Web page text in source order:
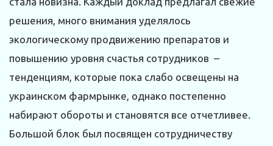
решения, много внимания уделялось
экологическому продвижению препаратов и
повышению уровня счастья сотрудников –
тенденциям, которые пока слабо освещены на
украинском фармрынке, однако постепенно
набирают обороты и становятся все отчетливее.
Большой блок был посвящен сотрудничеству